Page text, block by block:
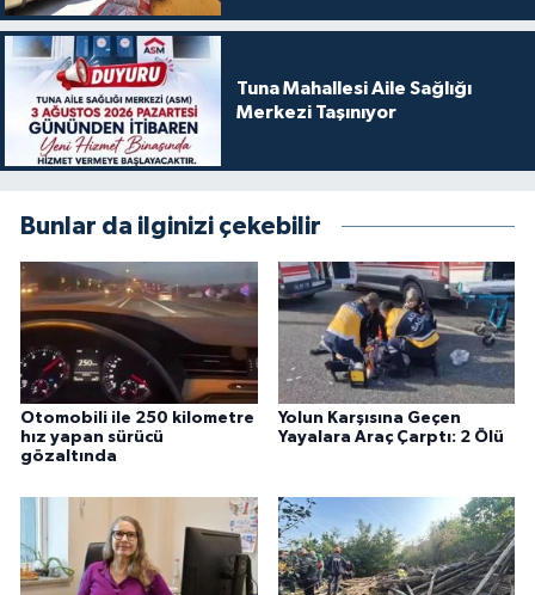
Tuna Mahallesi Aile Sağlığı
Merkezi Taşınıyor
Bunlar da ilginizi çekebilir
Otomobili ile 250 kilometre
hız yapan sürücü
gözaltında
Yolun Karşısına Geçen
Yayalara Araç Çarptı: 2 Ölü